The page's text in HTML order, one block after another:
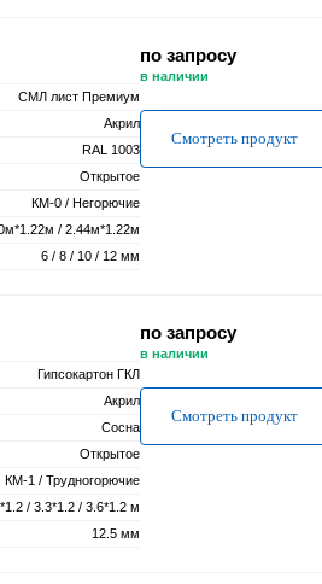
СМЛ лист Премиум
Акрил
RAL 1003
Открытое
КМ-0 / Негорючие
/ 2.44м*1.22м
6 / 8 / 10 / 12 мм
по запросу
в наличии
Смотреть продукт
Гипсокартон ГКЛ
Акрил
Сосна
Открытое
КМ-1 / Трудногорючие
/ 3.3*1.2 / 3.6*1.2 м
12.5 мм
по запросу
в наличии
Смотреть продукт